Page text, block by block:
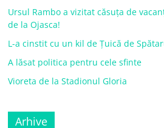
Ursul Rambo a vizitat căsuța de
de la Ojasca!
L-a cinstit cu un kil de Țuică de
A lăsat politica pentru cele sfinte
Vioreta de la Stadionul Gloria
Arhive